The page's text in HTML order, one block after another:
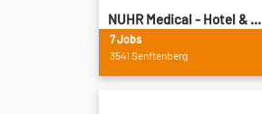
NUHR Medical - Hotel & ...
7 Jobs
3541 Senftenberg